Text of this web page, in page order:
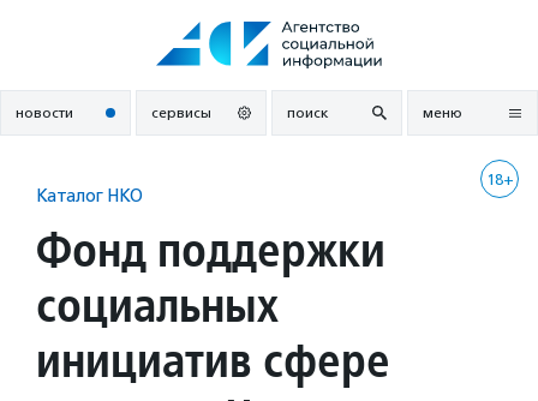
новости сервисы поиск меню
18+
Каталог НКО
Фонд поддержки
социальных
инициатив сфере